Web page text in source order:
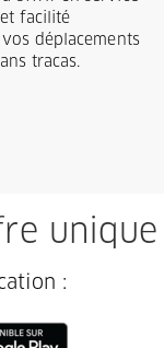
facilité
déplacements
tracas.
unique
: